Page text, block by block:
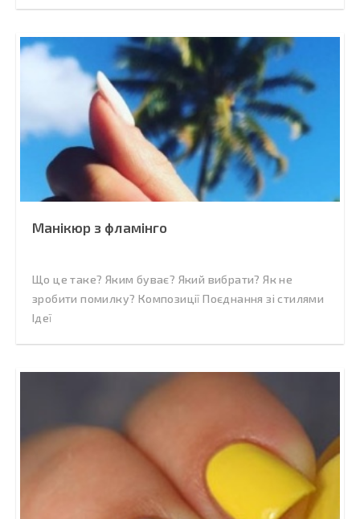
Манікюр з фламінго
Що це таке? Яким буває? Який вибрати? Як не
зробити помилку? Композиції Поєднання зі стилями
Ідеї